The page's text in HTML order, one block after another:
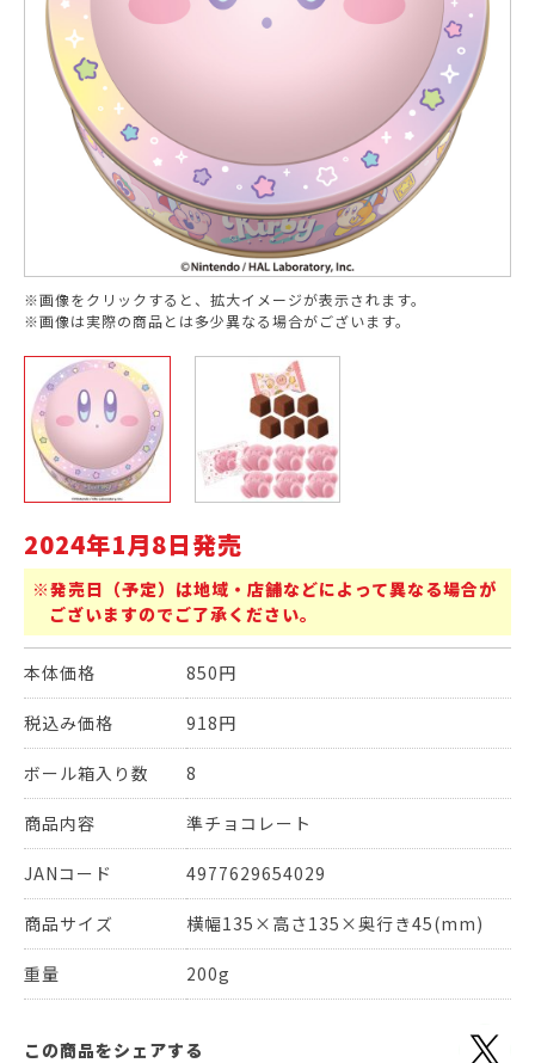
※画像をクリックすると、拡大イメージが表示されます。
※画像は実際の商品とは多少異なる場合がございます。
2024年1月8日発売
※発売日（予定）は地域・店舗などによって異なる場合が
ございますのでご了承ください。
本体価格 850円
税込み価格 918円
ボール箱入り数 8
商品内容 準チョコレート
JANコード 4977629654029
商品サイズ 横幅135×高さ135×奥行き45(mm)
重量 200g
この商品をシェアする